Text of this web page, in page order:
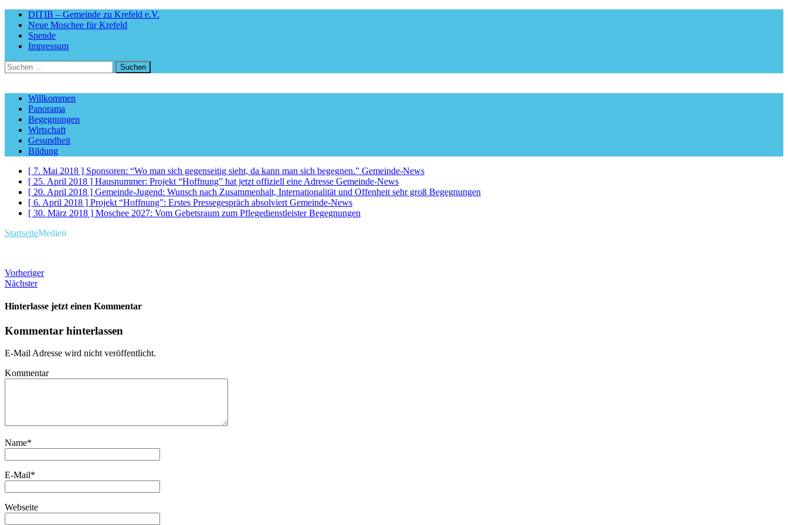
DITIB – Gemeinde zu Krefeld e.V.
Neue Moschee für Krefeld
Spende
Impressum
Suchen
nach:
Willkommen
Panorama
Begegnungen
Wirtschaft
Gesundheit
Bildung
[ 7. Mai 2018 ] Sponsoren: “Wo man sich gegenseitig sieht, da kann man sich begegnen.” Gemeinde-News
[ 25. April 2018 ] Hausnummer: Projekt “Hoffnung” hat jetzt offiziell eine Adresse Gemeinde-News
[ 20. April 2018 ] Gemeinde-Jugend: Wunsch nach Zusammenhalt, Internationalität und Offenheit sehr groß Begegnungen
[ 6. April 2018 ] Projekt “Hoffnung”: Erstes Pressegespräch absolviert Gemeinde-News
[ 30. März 2018 ] Moschee 2027: Vom Gebetsraum zum PflegedienstleisterBegegnungen
StartseiteMedien
Vorheriger
Nächster
Hinterlasse jetzt einen Kommentar
Kommentar hinterlassen
E-Mail Adresse wird nicht veröffentlicht.
Kommentar
Name*
E-Mail*
Webseite